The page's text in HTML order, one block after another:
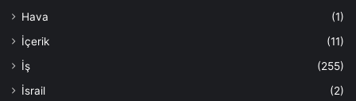
Hava
(1)
İçerik
(11)
İş
(255)
İsrail
(2)